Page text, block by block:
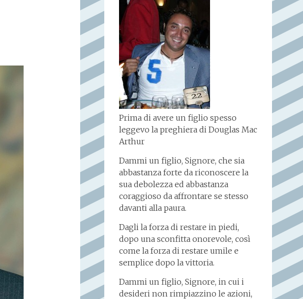
Prima di avere un figlio spesso
leggevo la preghiera di Douglas Mac
Arthur
Dammi un figlio, Signore, che sia
abbastanza forte da riconoscere la
sua debolezza ed abbastanza
coraggioso da affrontare se stesso
davanti alla paura.
Dagli la forza di restare in piedi,
dopo una sconfitta onorevole, così
come la forza di restare umile e
semplice dopo la vittoria.
Dammi un figlio, Signore, in cui i
desideri non rimpiazzino le azioni,